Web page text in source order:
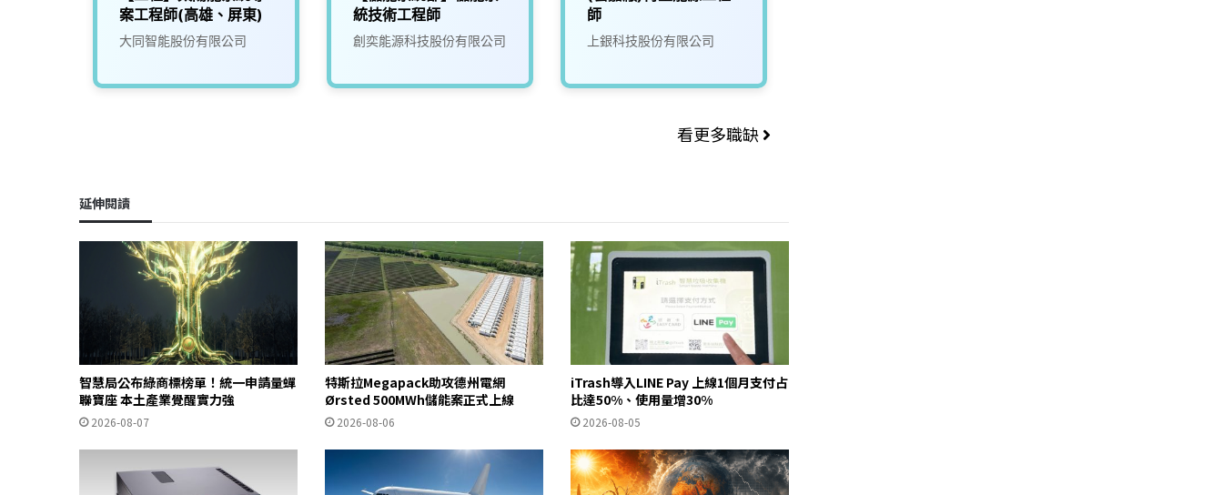
案工程師(高雄、屏東)
大同智能股份有限公司
統技術工程師
創奕能源科技股份有限公司
師
上銀科技股份有限公司
看更多職缺
延伸閱讀
智慧局公布綠商標榜單！統一申請量蟬
聯寶座 本土產業覺醒實力強
2026-08-07
特斯拉Megapack助攻德州電網
Ørsted 500MWh儲能案正式上線
2026-08-06
iTrash導入LINE Pay 上線1個月支付占
比達50%、使用量增30%
2026-08-05